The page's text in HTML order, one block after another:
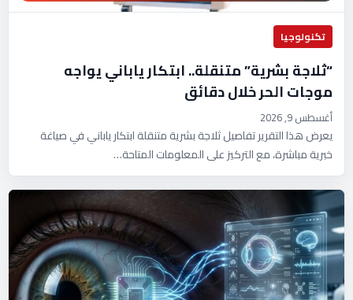
تكنولوجيا
“ثلاجة بشرية” متنقلة.. ابتكار ياباني يواجه
موجات الحر خلال دقائق
أغسطس 9, 2026
يعرض هذا التقرير تفاصيل ثلاجة بشرية متنقلة ابتكار ياباني في صياغة
خبرية مباشرة، مع التركيز على المعلومات المتاحة…